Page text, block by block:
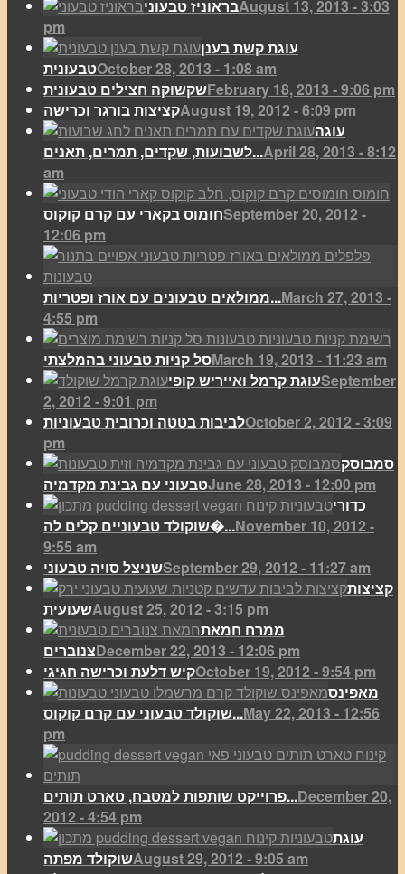
בראוניז טבעוניAugust 13, 2013 - 3:03
pm
עוגת קשת בענן
טבעוניתOctober 28, 2013 - 1:08 am
שקשוקה חצילים טבעוניתFebruary 18, 2013 - 9:06 pm
קציצות בורגר וכרישהAugust 19, 2012 - 6:09 pm
עוגה
לשבועות, שקדים, תמרים, תאנים...April 28, 2013 - 8:12
am
חומוס בקארי עם קרם קוקוסSeptember 20, 2012 -
12:06 pm
ממולאים טבעונים עם אורז ופטריות...March 27, 2013 -
4:55 pm
סל קניות טבעוני בהמלצתיMarch 19, 2013 - 11:23 am
עוגת קרמל ואייריש קופיSeptember
2, 2012 - 9:01 pm
לביבות בטטה וכרובית טבעוניותOctober 2, 2012 - 3:09
pm
סמבוסק
טבעוני עם גבינת מקדמיהJune 28, 2013 - 12:00 pm
כדורי
שוקולד טבעוניים קלים לה�...November 10, 2012 -
9:55 am
שניצל סויה טבעוניSeptember 29, 2012 - 11:27 am
קציצות
שעועיתAugust 25, 2012 - 3:15 pm
ממרח חמאת
צנובריםDecember 22, 2013 - 12:06 pm
קיש דלעת וכרישה חגיגיOctober 19, 2012 - 9:54 pm
מאפינס
שוקולד טבעוני עם קרם קוקוס...May 22, 2013 - 12:56
pm
פרוייקט שותפות למטבח, טארט תותים...December 20,
2012 - 4:54 pm
עוגת
שוקולד מפתהAugust 29, 2012 - 9:05 am